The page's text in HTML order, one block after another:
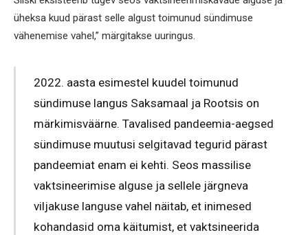
üheksa kuud pärast selle algust toimunud sündimuse
vähenemise vahel,” märgitakse uuringus.
2022. aasta esimestel kuudel toimunud
sündimuse langus Saksamaal ja Rootsis on
märkimisväärne. Tavalised pandeemia-aegsed
sündimuse muutusi selgitavad tegurid pärast
pandeemiat enam ei kehti. Seos massilise
vaktsineerimise alguse ja sellele järgneva
viljakuse languse vahel näitab, et inimesed
kohandasid oma käitumist, et vaktsineerida